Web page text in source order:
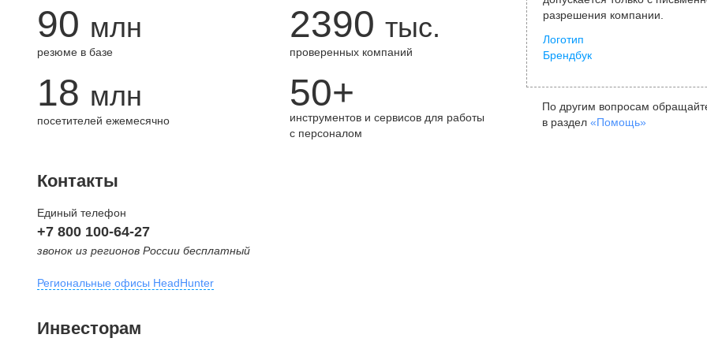
90 млн
резюме в базе
2390 тыс.
проверенных компаний
18 млн
посетителей ежемесячно
50+
инструментов и сервисов для работы
с персоналом
разрешения компании.
Логотип
Брендбук
По другим вопросам
в раздел «Помощь»
Контакты
Единый телефон
+7 800 100-64-27
звонок из регионов России бесплатный
Региональные офисы HeadHunter
внутригородская территория
Инвесторам